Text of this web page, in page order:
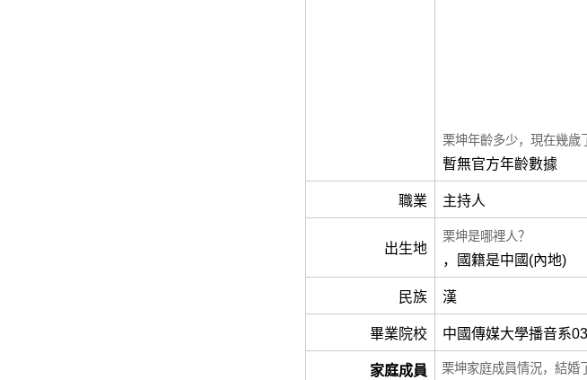
栗坤年齡多少，現在幾歲
暫無官方年齡數據
職業 主持人
出生地
栗坤是哪裡人？
，國籍是中國(內地)
民族 漢
畢業院校 中國傳媒大學播音系
家庭成員
栗坤家庭成員情況，結婚